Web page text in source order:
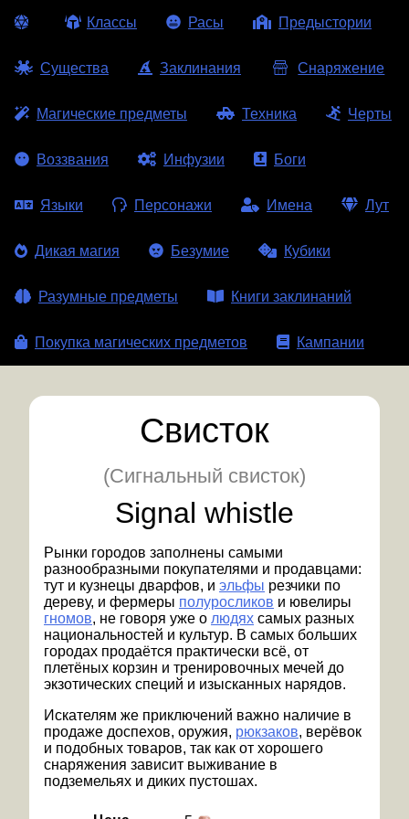
Классы Расы Предыстории
Существа Заклинания Снаряжение
Магические предметы Техника Черты
Воззвания Инфузии Боги
Языки Персонажи Имена Лут
Дикая магия Безумие Кубики
Разумные предметы Книги заклинаний
Покупка магических предметов Кампании
Свисток
(Сигнальный свисток)
Signal whistle
Рынки городов заполнены самыми
разнообразными покупателями и продавцами:
тут и кузнецы дварфов, и эльфы резчики по
дереву, и фермеры полуросликов и ювелиры
гномов, не говоря уже о людях самых разных
национальностей и культур. В самых больших
городах продаётся практически всё, от
плетёных корзин и тренировочных мечей до
экзотических специй и изысканных нарядов.
Искателям же приключений важно наличие в
продаже доспехов, оружия, рюкзаков, верёвок
и подобных товаров, так как от хорошего
снаряжения зависит выживание в
подземельях и диких пустошах.